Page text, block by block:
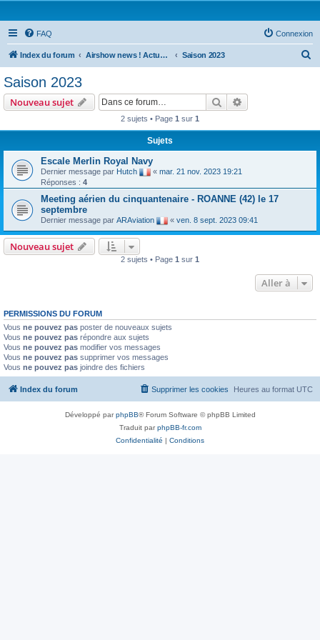
FAQ Connexion
Index du forum Airshow news ! Actus Meeting national et international Saison 2023
e
Saison 2023
Nouveau sujet Rechercher
2 sujets • Page 1 sur 1
Sujets
Escale Merlin Royal Navy
Dernier message par Hutch « mar. 21 nov. 2023 19:21
Réponses : 4
Meeting aérien du cinquantenaire - ROANNE (42) le 17
septembre
Dernier message par ARAviation « ven. 8 sept. 2023 09:41
Nouveau sujet
2 sujets • Page 1 sur 1
Aller à
PERMISSIONS DU FORUM
Vous ne pouvez pas poster de nouveaux sujets
Vous ne pouvez pas répondre aux sujets
Vous ne pouvez pas modifier vos messages
Vous ne pouvez pas supprimer vos messages
Vous ne pouvez pas joindre des fichiers
Index du forum Heures au format UTC
Supprimer les cookies
Développé parphpBB® Forum Software © phpBB Limited
Traduit parphpBB-fr.com
Confidentialité | Conditions